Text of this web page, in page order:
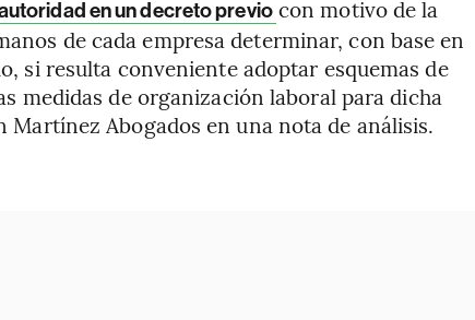
en un decreto previo con motivo de la
de cada empresa determinar, con base en
si resulta conveniente adoptar esquemas de
medidas de organización laboral para dicha
Martínez Abogados en una nota de análisis.